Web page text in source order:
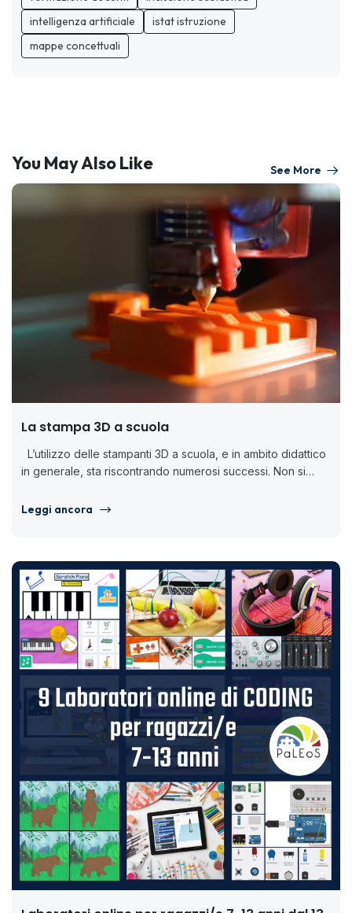
intelligenza artificiale
istat istruzione
mappe concettuali
You May Also Like See More
La stampa 3D a scuola
L’utilizzo delle stampanti 3D a scuola, e in ambito didattico
in generale, sta riscontrando numerosi successi. Non si
Leggi ancora